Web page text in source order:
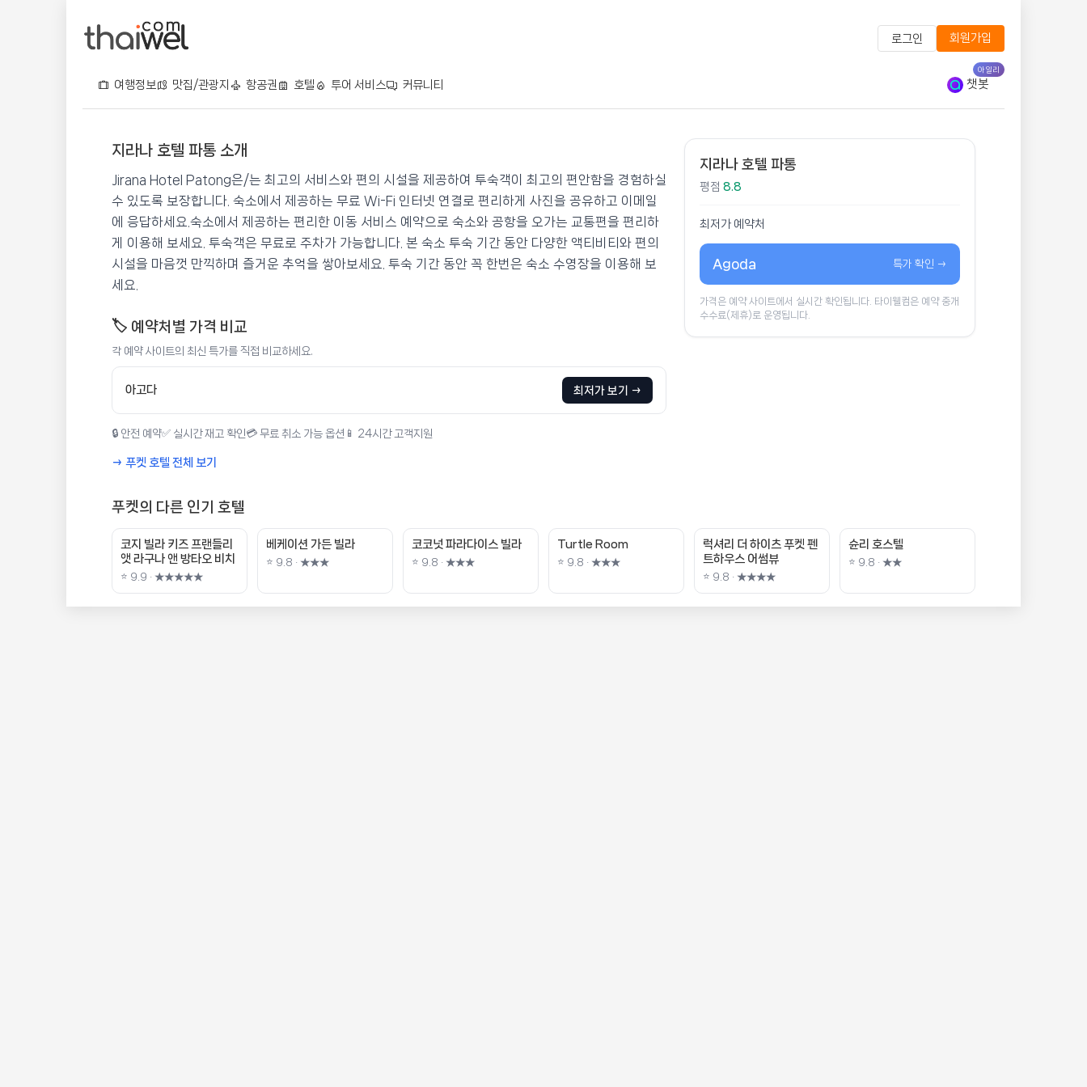
로그인 회원가입
여행정보 맛집/관광지 항공권 호텔 투어 서비스 커뮤니티 챗봇
아일리
지라나 호텔 파통
📍 푸켓★★★★ ⭐ 8.8
💰 최저가 확인 · 예약하기
지라나 호텔 파통 소개
Jirana Hotel Patong은/는 최고의 서비스와 편의 시설을 제공하여 투숙객이 최고의 편안함을 경험하실
수 있도록 보장합니다. 숙소에서 제공하는 무료 Wi-Fi 인터넷 연결로 편리하게 사진을 공유하고 이메일
에 응답하세요.숙소에서 제공하는 편리한 이동 서비스 예약으로 숙소와 공항을 오가는 교통편을 편리하
게 이용해 보세요. 투숙객은 무료로 주차가 가능합니다. 본 숙소 투숙 기간 동안 다양한 액티비티와 편의
시설을 마음껏 만끽하며 즐거운 추억을 쌓아보세요. 투숙 기간 동안 꼭 한번은 숙소 수영장을 이용해 보
세요.
🏷️ 예약처별 가격 비교
각 예약 사이트의 최신 특가를 직접 비교하세요.
아고다 최저가 보기 →
🔒 안전 예약✅ 실시간 재고 확인💳 무료 취소 가능 옵션 📱 24시간 고객지원
→ 푸켓 호텔 전체 보기
지라나 호텔 파통
평점 8.8
최저가 예약처
Agoda 특가 확인 →
가격은 예약 사이트에서 실시간 확인됩니다. 타이웰컴은 예약 중개
수수료(제휴)로 운영됩니다.
푸켓의 다른 인기 호텔
코지 빌라 키즈 프랜들리
앳 라구나 앤 방타오 비치
⭐ 9.9 · ★★★★★
베케이션 가든 빌라
⭐ 9.8 · ★★★
코코넛 파라다이스 빌라
⭐ 9.8 · ★★★
Turtle Room
⭐ 9.8 · ★★★
럭셔리 더 하이츠 푸켓 펜
트하우스 어썸뷰
⭐ 9.8 · ★★★★
슌리 호스텔
⭐ 9.8 · ★★